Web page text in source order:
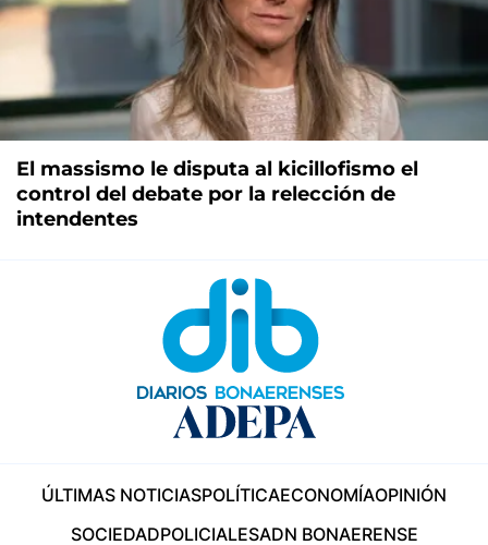
El massismo le disputa al kicillofismo el
control del debate por la relección de
intendentes
ÚLTIMAS NOTICIASPOLÍTICAECONOMÍAOPINIÓN
SOCIEDADPOLICIALESADN BONAERENSE